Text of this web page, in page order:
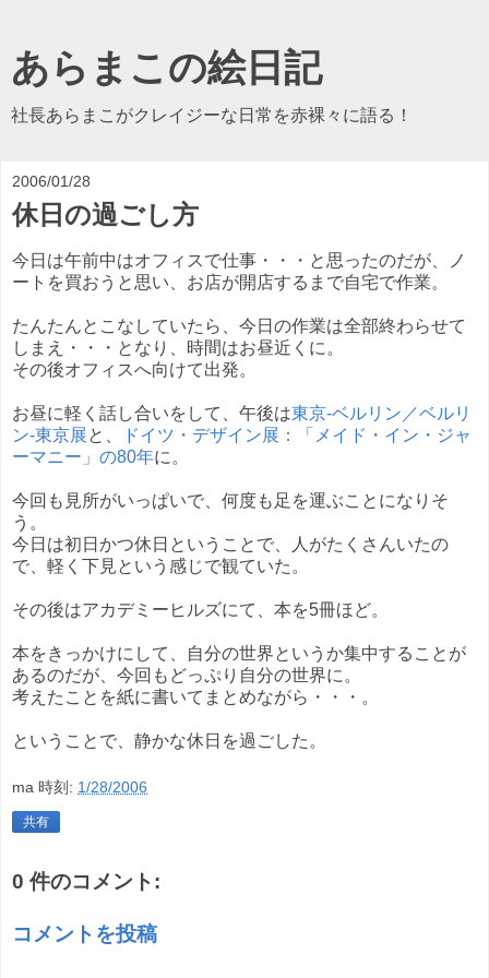
あらまこの絵日記
社長あらまこがクレイジーな日常を赤裸々に語る！
2006/01/28
休日の過ごし方
今日は午前中はオフィスで仕事・・・と思ったのだが、ノ
ートを買おうと思い、お店が開店するまで自宅で作業。
たんたんとこなしていたら、今日の作業は全部終わらせて
しまえ・・・となり、時間はお昼近くに。
その後オフィスへ向けて出発。
お昼に軽く話し合いをして、午後は東京-ベルリン／ベルリ
ン-東京展と、
ドイツ・デザイン展：「メイド・イン・ジャ
ーマニー」の80年に。
今回も見所がいっぱいで、何度も足を運ぶことになりそ
う。
今日は初日かつ休日ということで、人がたくさんいたの
で、軽く下見という感じで観ていた。
その後はアカデミーヒルズにて、本を5冊ほど。
本をきっかけにして、自分の世界というか集中することが
あるのだが、今回もどっぷり自分の世界に。
考えたことを紙に書いてまとめながら・・・。
ということで、静かな休日を過ごした。
ma 時刻: 1/28/2006
共有
0 件のコメント:
コメントを投稿